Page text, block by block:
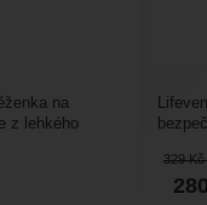
na
z lehkého
329Kč
280